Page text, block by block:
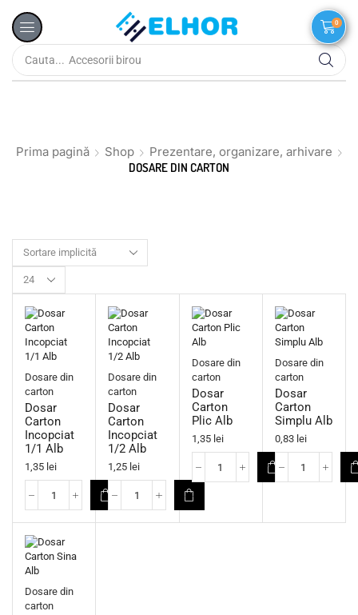
Cauta... Ambalare
0
Prima pagină Shop
Prezentare, organizare, arhivare
DOSARE DIN CARTON
Dosare din
carton
Dosar
Carton
Incopciat
1/1 Alb
1,35 lei
Dosare din
carton
Dosar
Carton
Incopciat
1/2 Alb
1,25 lei
Dosare din
carton
Dosar
Carton
Plic Alb
1,35 lei
Dosare din
carton
Dosar
Carton
Simplu Alb
0,83 lei
Dosare din
carton